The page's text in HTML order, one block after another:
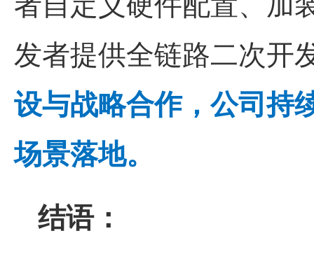
发者提供全链路二次开
设与战略合作，公司持
场景落地。
结语：